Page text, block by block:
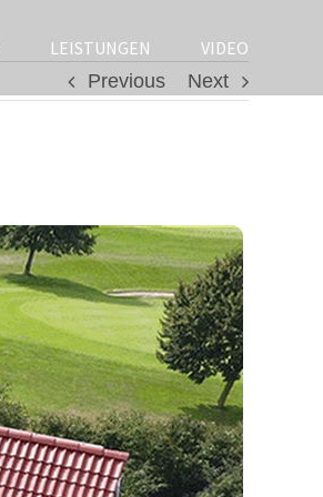
LEISTUNGEN
VIDEO
Previous
Next